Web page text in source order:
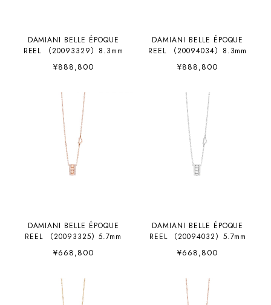
DAMIANI BELLE ÉPOQUE
REEL （20093329）8.3mm
¥888,800
DAMIANI BELLE ÉPOQUE
REEL （20094034）8.3mm
¥888,800
DAMIANI BELLE ÉPOQUE
REEL （20093325）5.7mm
¥668,800
DAMIANI BELLE ÉPOQUE
REEL （20094032）5.7mm
¥668,800